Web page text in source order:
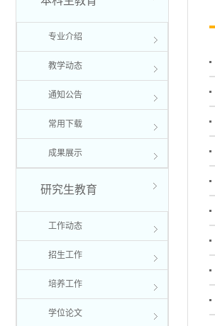
专业介绍
教学动态
通知公告
常用下载
成果展示
研究生教育
工作动态
招生工作
培养工作
学位论文